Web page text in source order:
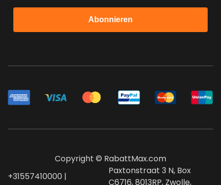
Abonnieren
Copyright © RabattMax.com
+31557410000 |
Paxtonstraat 3 N, Box
C6716, 8013RP, Zwolle,